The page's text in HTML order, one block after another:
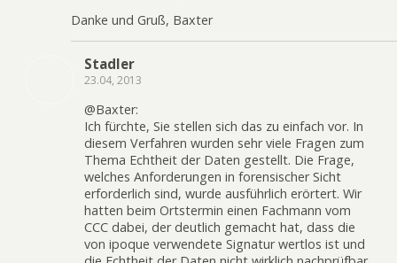
Danke und Gruß, Baxter
Stadler
23.04, 2013
@Baxter:
Ich fürchte, Sie stellen sich das zu einfach vor. In
diesem Verfahren wurden sehr viele Fragen zum
Thema Echtheit der Daten gestellt. Die Frage,
welches Anforderungen in forensischer Sicht
erforderlich sind, wurde ausführlich erörtert. Wir
hatten beim Ortstermin einen Fachmann vom
CCC dabei, der deutlich gemacht hat, dass die
von ipoque verwendete Signatur wertlos ist und